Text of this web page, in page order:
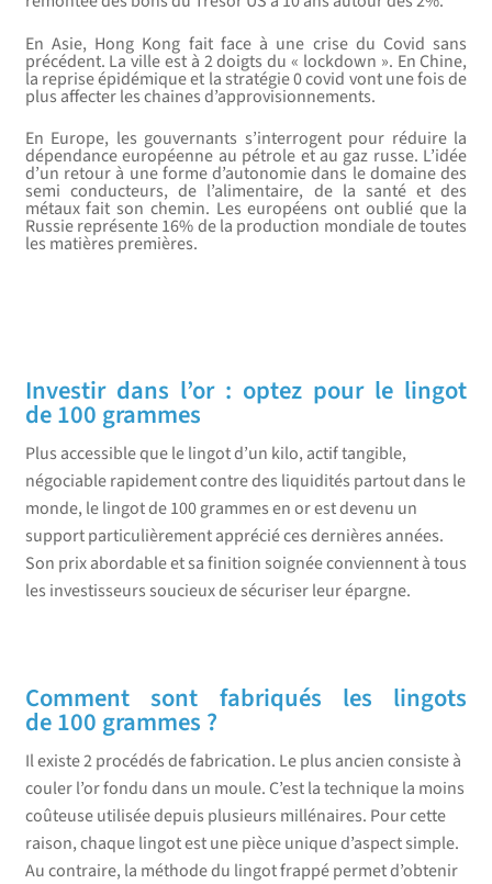
En Asie, Hong Kong fait face à une crise du Covid sans
précédent. La ville est à 2 doigts du « lockdown ». En Chine,
la reprise épidémique et la stratégie 0 covid vont une fois de
plus affecter les chaines d’approvisionnements.
En Europe, les gouvernants s’interrogent pour réduire la
dépendance européenne au pétrole et au gaz russe. L’idée
d’un retour à une forme d’autonomie dans le domaine des
semi conducteurs, de l’alimentaire, de la santé et des
métaux fait son chemin. Les européens ont oublié que la
Russie représente 16% de la production mondiale de toutes
les matières premières.
Investir dans l’or : optez pour le lingot
de 100 grammes
Plus accessible que le lingot d’un kilo, actif tangible,
négociable rapidement contre des liquidités partout dans le
monde, le lingot de 100 grammes en or est devenu un
support particulièrement apprécié ces dernières années.
Son prix abordable et sa finition soignée conviennent à tous
les investisseurs soucieux de sécuriser leur épargne.
Comment sont fabriqués les lingots
de 100 grammes ?
Il existe 2 procédés de fabrication. Le plus ancien consiste à
couler l’or fondu dans un moule. C’est la technique la moins
coûteuse utilisée depuis plusieurs millénaires. Pour cette
raison, chaque lingot est une pièce unique d’aspect simple.
Au contraire, la méthode du lingot frappé permet d’obtenir